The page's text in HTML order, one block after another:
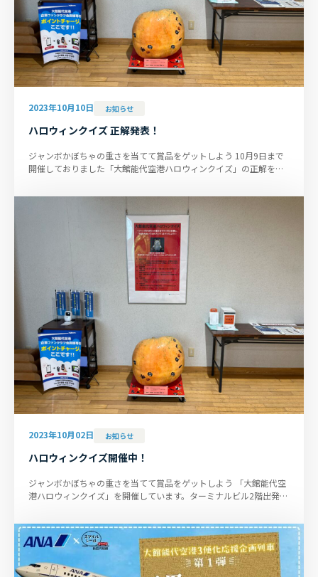
2023年10月10日 お知らせ
ハロウィンクイズ 正解発表！
ジャンボかぼちゃの重さを当てて賞品をゲットしよう 10月9日まで
開催しておりました「大館能代空港ハロウィンクイズ」の正解を発
2023年10月02日 お知らせ
ハロウィンクイズ開催中！
ジャンボかぼちゃの重さを当てて賞品をゲットしよう 「大館能代空
港ハロウィンクイズ」を開催しています。ターミナルビル2階出発ロ